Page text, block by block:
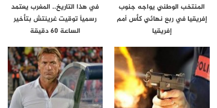
المنتخب الوطني يواجه جنوب
إفريقيا في ربع نهائي كأس أمم
إفريقيا
في هذا التاريخ.. المغرب يعتمد
رسمياً توقيت غرينتش بتأخير
الساعة 60 دقيقة